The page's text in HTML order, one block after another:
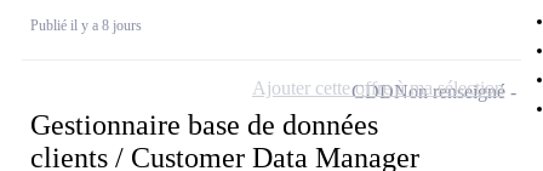
Publié il y a 8 jours
Gestionnaire base de données
clients / Customer Data Manager
CDDNon renseigné
Ajouter cette offre à ma sélection